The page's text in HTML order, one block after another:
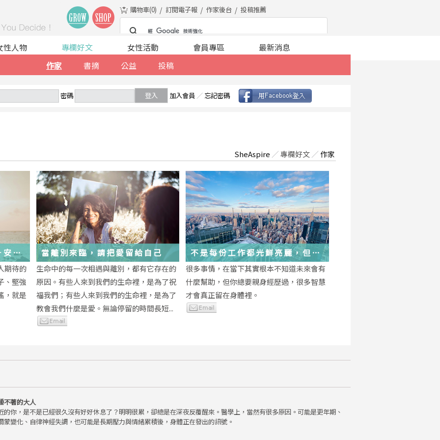
購物車(0) 訂閱電子報 作家後台 投稿推薦
性人物
專欄好文
作家
書摘 公益 投稿
女性活動 會員專區 最新消息
密碼 登入 加入會員 ／ 忘記密碼
SheAspire ／專欄好文 ／ 作家
重生
期待的
、堅強
，就是
當離別來臨，請把愛留給自己
生命中的每一次相遇與離別，都有它存在的
原因。有些人來到我們的生命裡，是為了祝
福我們；有些人來到我們的生命裡，是為了
教會我們什麼是愛。無論停留的時間長短...
不是每份工作都光鮮亮麗，但每
段經歷都在偷偷改變你
很多事情，在當下其實根本不知道未來會有
什麼幫助，但你總要親身經歷過，很多智慧
才會真正留在身體裡。
不著的大人
的你，是不是已經很久沒有好好休息了？明明很累，卻總是在深夜反覆醒來。醫學上，當然有很多原因。可能是更年期、
蒙變化、自律神經失調，也可能是長期壓力與情緒累積後，身體正在發出的訊號。